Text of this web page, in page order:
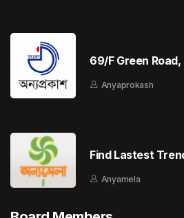
69/F Green
Anyaprokash
Find Lastest
Anyamela